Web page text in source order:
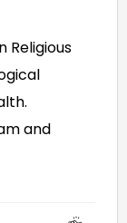
Religious
and